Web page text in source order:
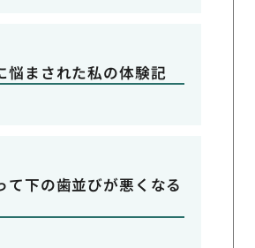
悩まされた私の体験記
て下の歯並びが悪くなる